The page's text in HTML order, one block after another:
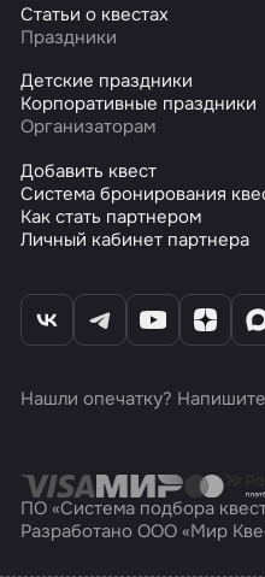
Статьи о квестах
Праздники
Детские праздники
Корпоративные праздники
Организаторам
Добавить квест
Система бронирования
Как стать партнером
Личный кабинет партнера
Нашли опечатку?
ПО «Система подбора
Разработано ООО «Мир